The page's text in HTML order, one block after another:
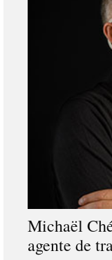
Michaël
agente de